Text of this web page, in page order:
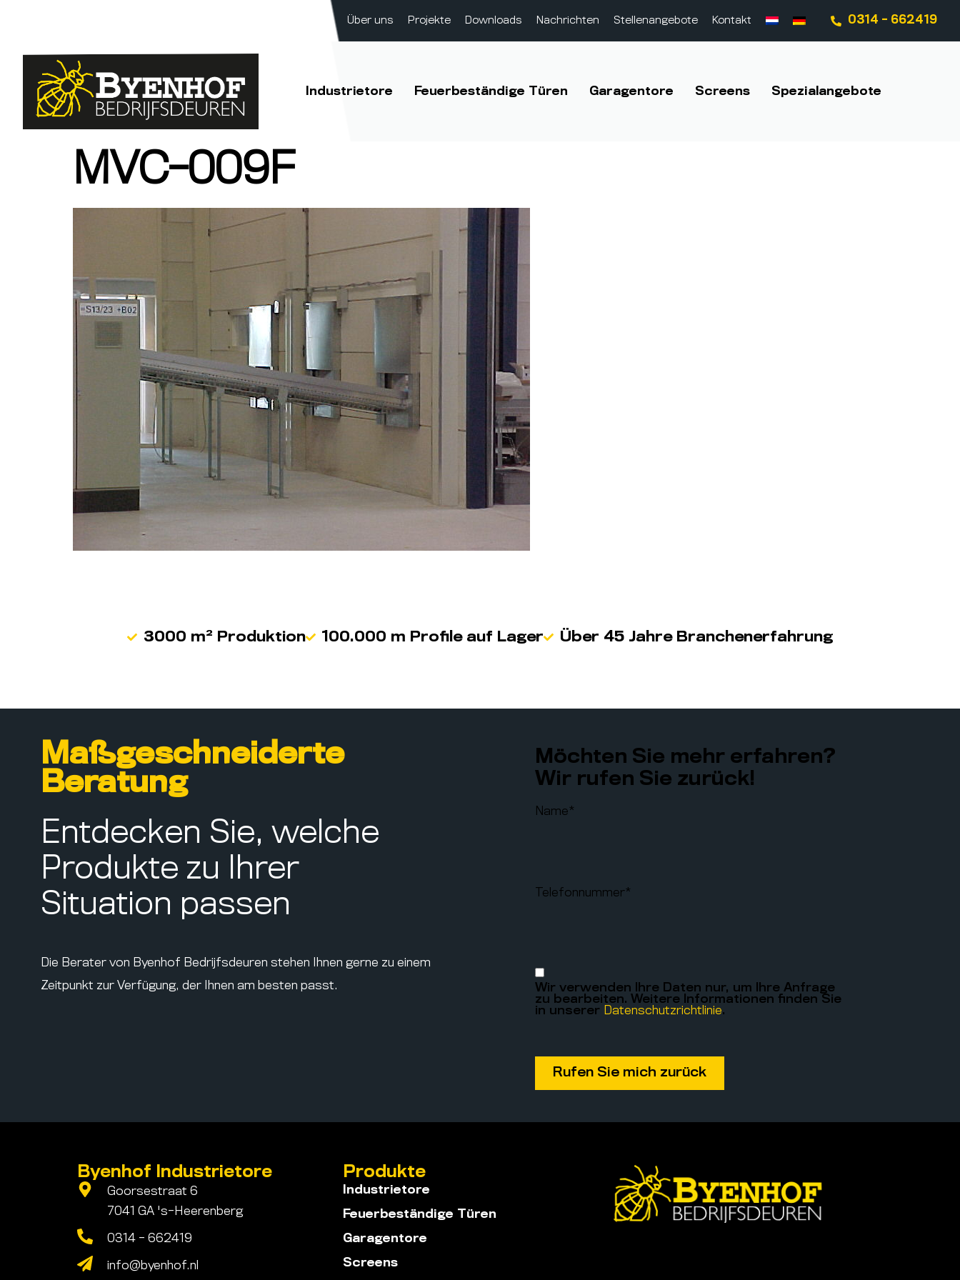
Über uns Projekte Downloads Nachrichten Stellenangebote Kontakt 0314 - 662419
Industrietore Feuerbeständige Türen Garagentore Screens Spezialangebote
MVC-009F
3000 m² Produktion 100.000 m Profile auf Lager Über 45 Jahre Branchenerfahrung
Maßgeschneiderte
Beratung
Entdecken Sie, welche
Produkte zu Ihrer
Situation passen
Die Berater von Byenhof Bedrijfsdeuren stehen Ihnen gerne zu einem
Zeitpunkt zur Verfügung, der Ihnen am besten passt.
Möchten Sie mehr erfahren?
Wir rufen Sie zurück!
Name*
Telefonnummer*
Wir verwenden Ihre Daten nur, um Ihre Anfrage
zu bearbeiten. Weitere Informationen finden Sie
in unserer Datenschutzrichtlinie.
Byenhof Industrietore
Goorsestraat 6
7041 GA 's-Heerenberg
0314 - 662419
info@byenhof.nl
Produkte
Industrietore
Feuerbeständige Türen
Garagentore
Screens